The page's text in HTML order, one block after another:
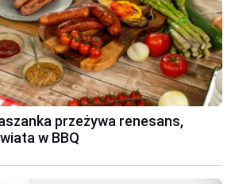
przeżywa renesans,
w BBQ